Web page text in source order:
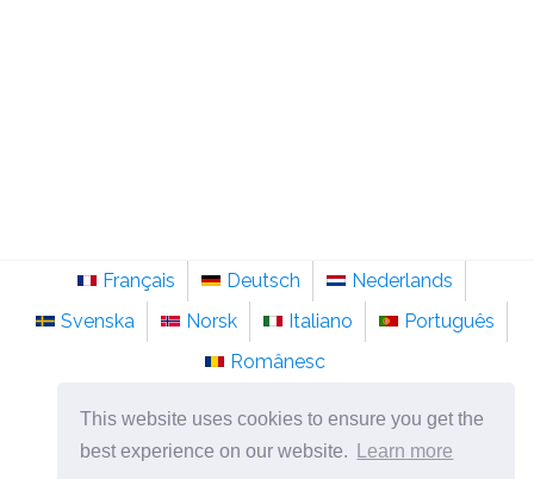
This website uses cookies to ensure you get the
best experience on our website.
Learn more
Français Deutsch
Nederlands
Svenska
Norsk Italiano
Português
Românesc
©2026pt.sainte-anastasie.org
Psicologia, filosofia e pensamento sobre a vida.